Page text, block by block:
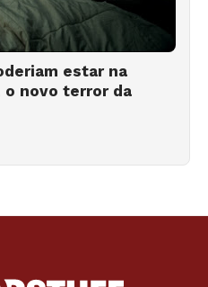
estar na
o novo terror da